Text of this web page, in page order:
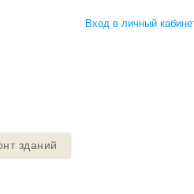
Вход в личный
зданий